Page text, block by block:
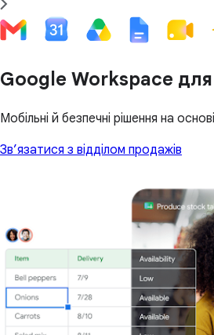
Google Workspace
Мобільні й безпечні рішення на
Зв’язатися з відділом продажів